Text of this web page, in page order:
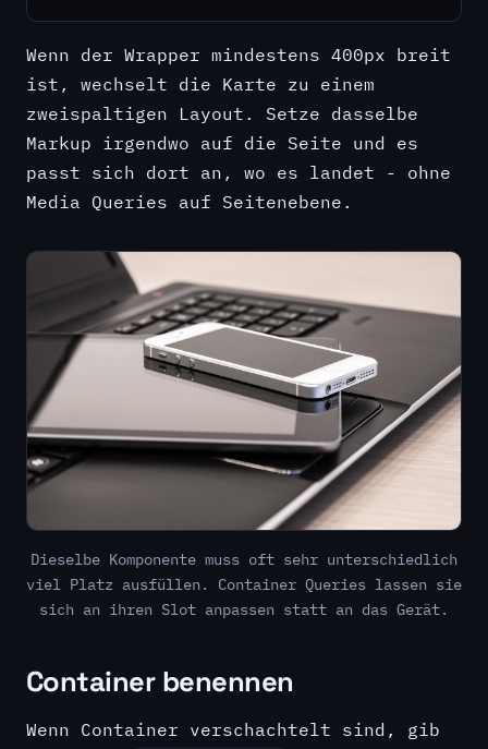
Wenn der Wrapper mindestens 400px breit
ist, wechselt die Karte zu einem
zweispaltigen Layout. Setze dasselbe
Markup irgendwo auf die Seite und es
passt sich dort an, wo es landet - ohne
Media Queries auf Seitenebene.
Dieselbe Komponente muss oft sehr unterschiedlich
viel Platz ausfüllen. Container Queries lassen sie
sich an ihren Slot anpassen statt an das Gerät.
Container benennen
Wenn Container verschachtelt sind, gib